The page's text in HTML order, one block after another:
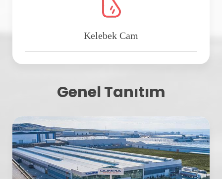
Kelebek Cam
Genel Tanıtım